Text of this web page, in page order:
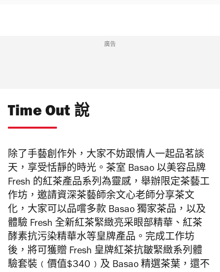
廣告
Time Out 說
除了手藝創作外，大家不妨跟情人一起品茗談
天，享受恬靜的時光。茶室 Basao 以美容品牌
Fresh 的紅茶產品系列為靈感，舉辦限定茶藝工
作坊，邀請資深茶藝師余文心老師分享茶文
化，大家可以品嚐多款 Basao 獨家茶品，以及
體驗 Fresh 全新紅茶緊緻亮采眼部精華、紅茶
酵素抗污染精華水等皇牌產品。完成工作坊
後，將可獲贈 Fresh 皇牌紅茶抗皺緊緻系列體
驗套裝﹙價值$340﹚及 Basao 精選茶葉，還不